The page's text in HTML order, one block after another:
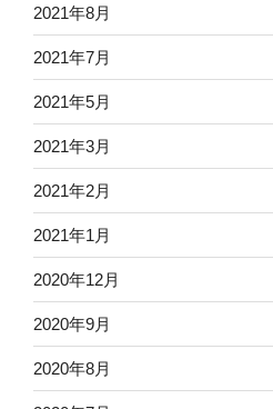
2021年8月
2021年7月
2021年5月
2021年3月
2021年2月
2021年1月
2020年12月
2020年9月
2020年8月